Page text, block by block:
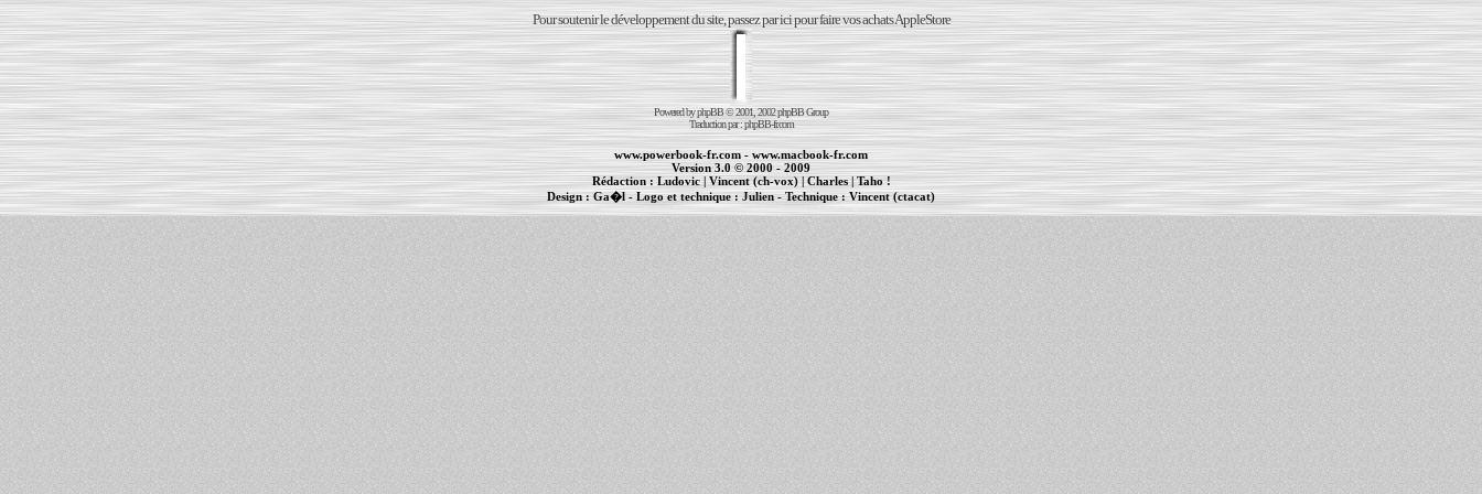
Pour soutenir le développement du site, passez par ici pour faire vos achats AppleStore
Powered byphpBB© 2001, 2002 phpBB Group
Traduction par :phpBB-fr.com
www.powerbook-fr.com - www.macbook-fr.com
Version 3.0 © 2000 - 2009
Rédaction : Ludovic|Vincent (ch-vox)| Charles|Taho !
Design :Ga�l - Logo et technique : Julien - Technique :Vincent (ctacat)
| | cr�ation de sites Internet